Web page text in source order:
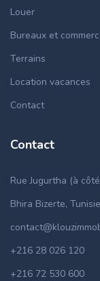
Louer
Bureaux et
Terrains
Location vacances
Contact
Contact
Rue Jugurtha (à
Bhira Bizerte,
+216 28 026 120
+216 72 530 600